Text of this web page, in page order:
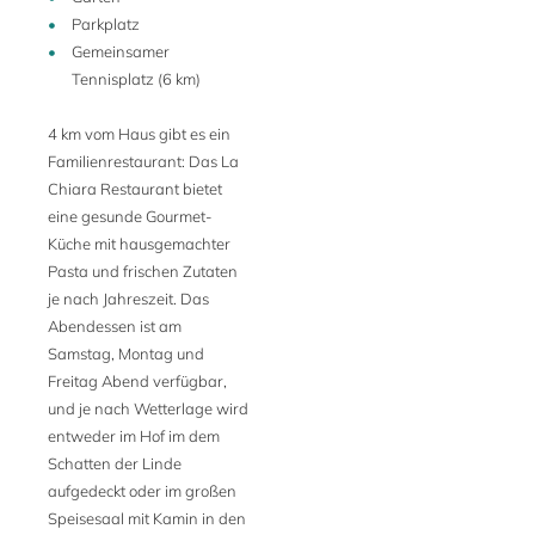
Parkplatz
Gemeinsamer
Tennisplatz (6 km)
4 km vom Haus gibt es ein
Familienrestaurant: Das La
Chiara Restaurant bietet
eine gesunde Gourmet-
Küche mit hausgemachter
Pasta und frischen Zutaten
je nach Jahreszeit. Das
Abendessen ist am
Samstag, Montag und
Freitag Abend verfügbar,
und je nach Wetterlage wird
entweder im Hof im dem
Schatten der Linde
aufgedeckt oder im großen
Speisesaal mit Kamin in den